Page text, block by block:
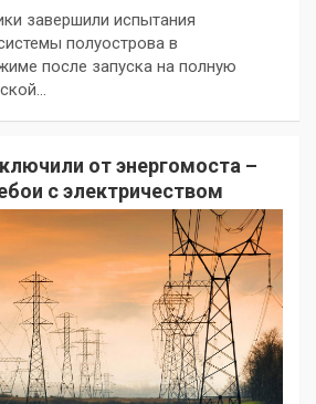
завершили испытания
полуострова в
после запуска на полную
от энергомоста –
с электричеством